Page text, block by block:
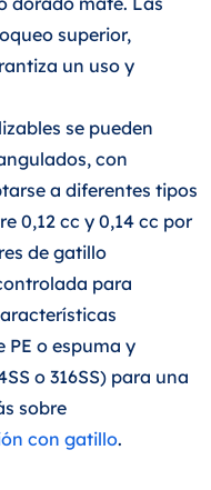
superior,
un uso y
se pueden
con
a diferentes tipos
0,12 cc y 0,14 cc por
de gatillo
para
PE o espuma y
o 316SS) para una
sobre
con gatillo.